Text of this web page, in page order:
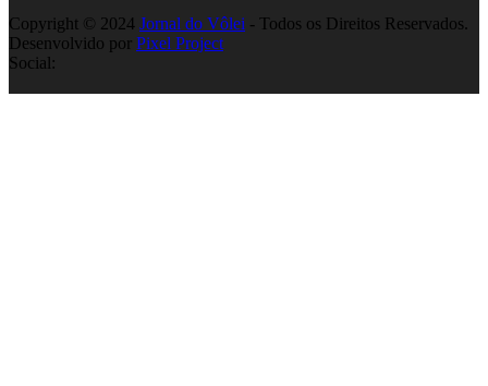
Copyright © 2024 Jornal do Vôlei - Todos os Direitos Reservados.
Desenvolvido por Pixel Project
Social: